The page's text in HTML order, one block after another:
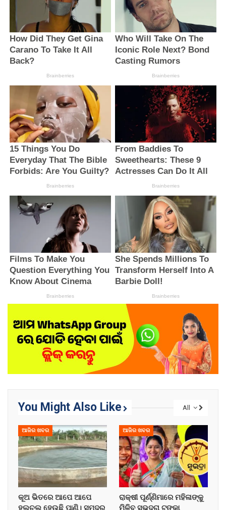
All
You Might Also Like
ଆଜିର ଖବର
କୂଅ ଭିତରେ ଆପେ ଆପେ
ଆଜିର ଖବର
ରାକ୍ଷୀ ପୂର୍ଣ୍ଣିମାରେ ମହିଳାଙ୍କୁ